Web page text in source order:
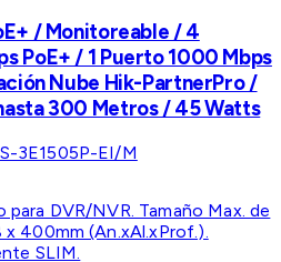
/ Monitoreable / 4
PoE+ / 1 Puerto 1000 Mbps
Nube Hik-PartnerPro /
300 Metros / 45 Watts
3E1505P-EI/M